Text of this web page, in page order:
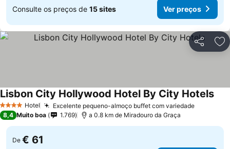
Consulte os preços de 15 sites Ver preços
Partilhar
4 EstrelasHotel Excelente pequeno-almoço buffet com variedade
Lisbon City Hollywood Hotel By City Hotels
8,4 Muito boa 1.769 a 0.8 km de Miradouro da Graça
De € 61